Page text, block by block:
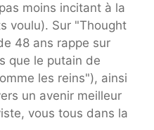
moins incitant à la
voulu). Sur "Thought
48 ans rappe sur
que le putain de
les reins"), ainsi
un avenir meilleur
vous tous dans la